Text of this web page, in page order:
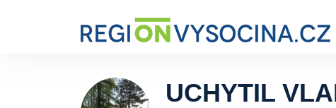
UCHYTIL